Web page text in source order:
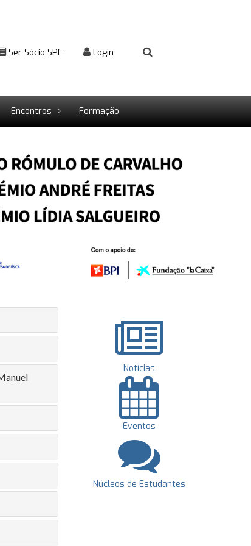
Ser Sócio SPF Login
Encontros Formação
Notícias
Eventos
Núcleos de Estudantes